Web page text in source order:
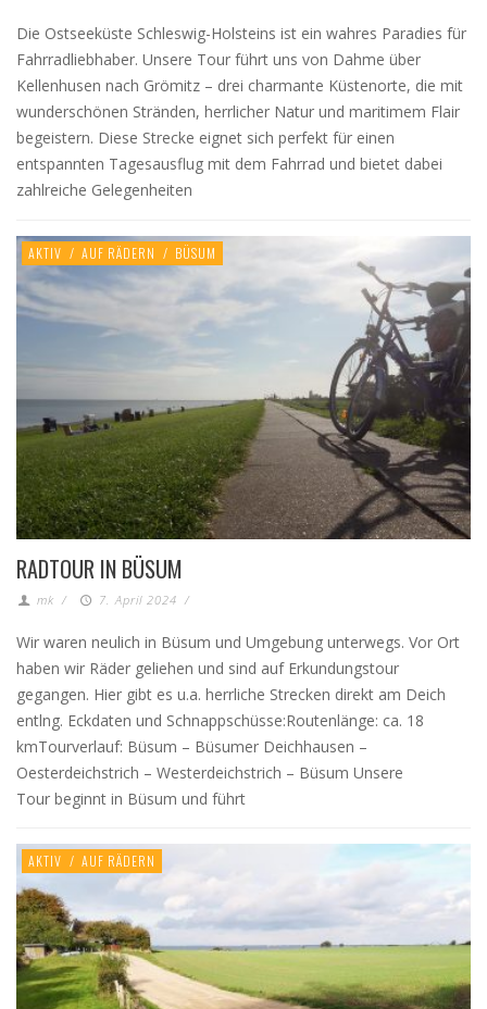
Die Ostseeküste Schleswig-Holsteins ist ein wahres Paradies für
Fahrradliebhaber. Unsere Tour führt uns von Dahme über
Kellenhusen nach Grömitz – drei charmante Küstenorte, die mit
wunderschönen Stränden, herrlicher Natur und maritimem Flair
begeistern. Diese Strecke eignet sich perfekt für einen
entspannten Tagesausflug mit dem Fahrrad und bietet dabei
zahlreiche Gelegenheiten
AKTIV / AUF RÄDERN / BÜSUM
RADTOUR IN BÜSUM
mk / 7. April 2024 /
Wir waren neulich in Büsum und Umgebung unterwegs. Vor Ort
haben wir Räder geliehen und sind auf Erkundungstour
gegangen. Hier gibt es u.a. herrliche Strecken direkt am Deich
entlng. Eckdaten und Schnappschüsse:Routenlänge: ca. 18
kmTourverlauf: Büsum – Büsumer Deichhausen –
Oesterdeichstrich – Westerdeichstrich – Büsum Unsere
Tour beginnt in Büsum und führt
AKTIV / AUF RÄDERN